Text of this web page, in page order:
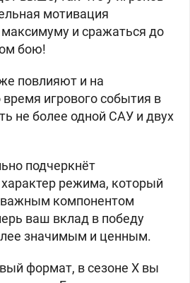
мотивация
и сражаться до
бою!
повлияют и на
игрового события в
не более одной САУ и двух
подчеркнёт
режима, который
компонентом
ваш вклад в победу
значимым и ценным.
формат, в сезоне X вы